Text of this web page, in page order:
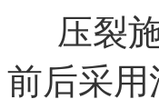
压裂施
前后采